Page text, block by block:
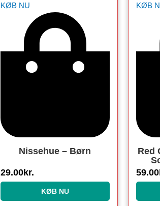
KØB NU
Nissehue – Børn
29.00kr.
KØB NU
KØB
Red
59.00